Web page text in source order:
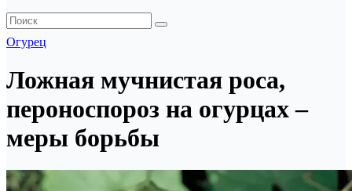
Огурец
Ложная мучнистая роса,
пероноспороз на огурцах –
меры борьбы